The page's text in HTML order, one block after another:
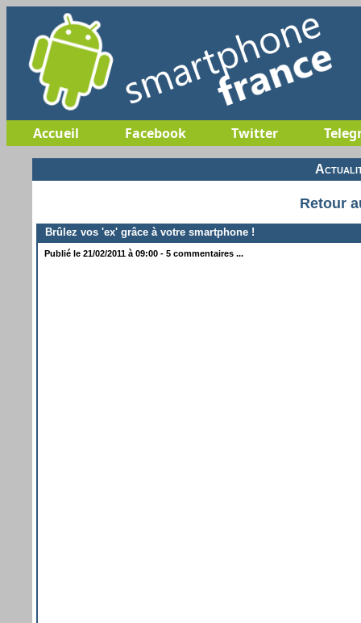
Accueil Facebook Twitter
Retour
Brûlez vos 'ex' grâce à votre smartphone !
Publié le 21/02/2011 à 09:00 - 5 commentaires ...